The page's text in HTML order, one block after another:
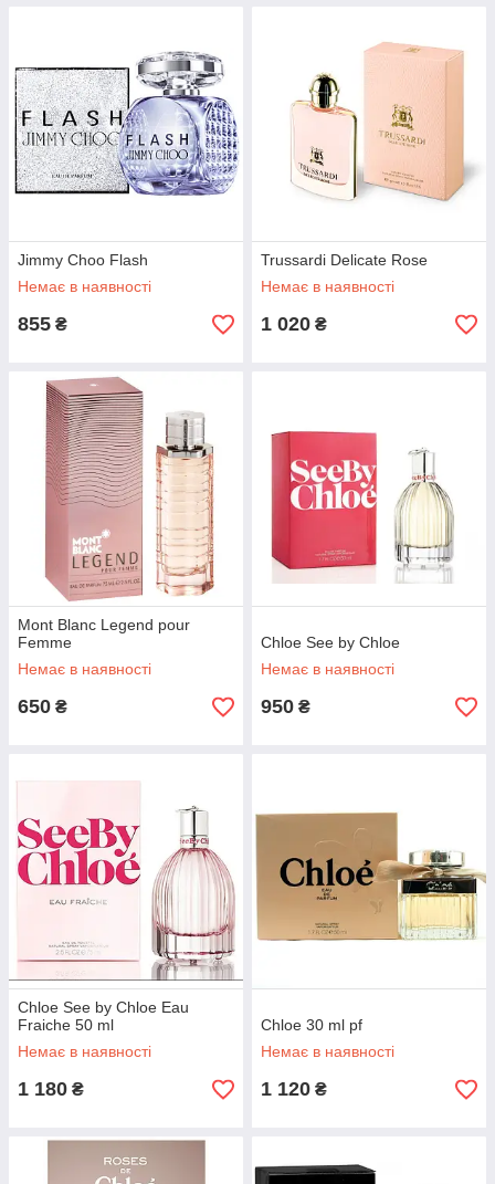
Jimmy Choo Flash
Немає в наявності
855 ₴
Trussardi Delicate Rose
Немає в наявності
1 020 ₴
Mont Blanc Legend pour
Femme
Немає в наявності
650 ₴
Chloe See by Chloe
Немає в наявності
950 ₴
Chloe See by Chloe Eau
Fraiche 50 ml
Немає в наявності
1 180 ₴
Chloe 30 ml pf
Немає в наявності
1 120 ₴